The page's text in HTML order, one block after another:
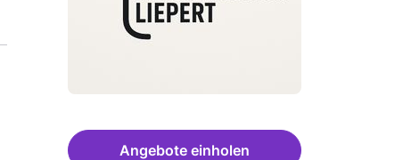
Angebote einholen